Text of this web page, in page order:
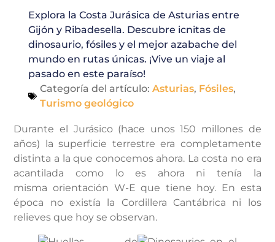
Explora la Costa Jurásica de Asturias entre
Gijón y Ribadesella. Descubre icnitas de
dinosaurio, fósiles y el mejor azabache del
mundo en rutas únicas. ¡Vive un viaje al
pasado en este paraíso!
Categoría del artículo: Asturias, Fósiles,
Turismo geológico
Durante el Jurásico (hace unos 150 millones de
años) la superficie terrestre era completamente
distinta a la que conocemos ahora. La costa no era
acantilada como lo es ahora ni tenía la
misma orientación W-E que tiene hoy. En esta
época no existía la Cordillera Cantábrica ni los
relieves que hoy se observan.